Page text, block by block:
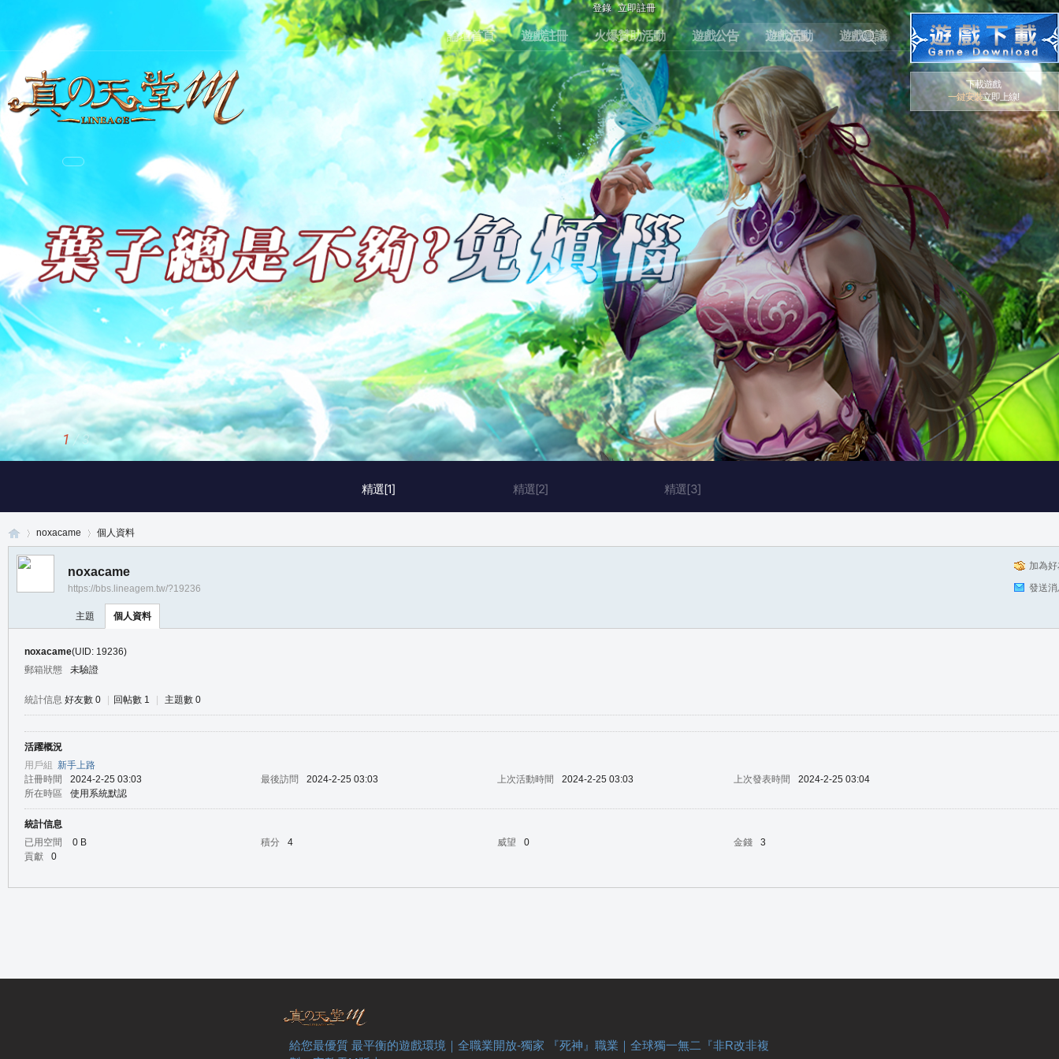
登錄 立即註冊
論壇首頁 遊戲註冊 火爆贊助活動 遊戲公告 遊戲活動 遊戲建議
下載遊戲
一鍵安裝立即上線!
精選[1] 精選[2] 精選[3]
1 / 3
noxacame 個人資料
加為
發送
noxacame
https://bbs.lineagem.tw/?19236
主題 個人資料
noxacame(UID: 19236)
郵箱狀態
未驗證
統計信息 好友數 0 回帖數 1 主題數 0
活躍概況
用戶組 新手上路
註冊時間
2024-2-25 03:03 最後訪問 2024-2-25 03:03 上次活動時間 2024-2-25 03:03 上次發表時間
2024-2-25 03:04
所在時區
使用系統默認
統計信息
已用空間
0 B 積分 4 威望 0 金錢
3
貢獻
0
給您最優質 最平衡的遊戲環境｜全職業開放-獨家 『死神』職業｜全球獨一無二『非R改非複